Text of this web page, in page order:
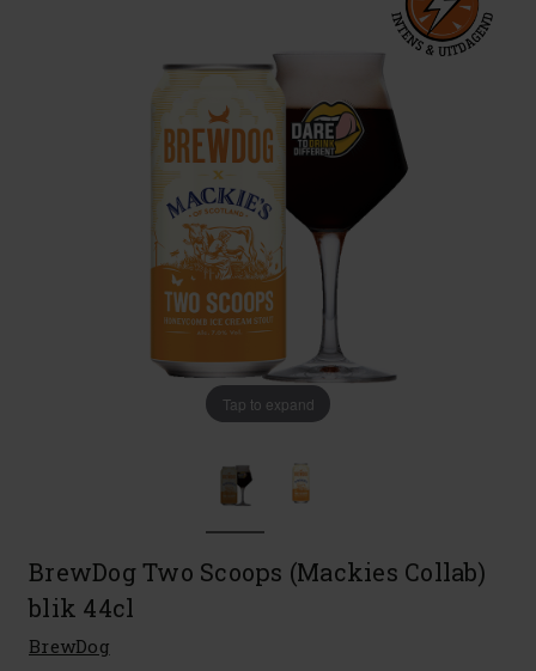
Tap to expand
BrewDog Two Scoops (Mackies Collab)
blik 44cl
BrewDog